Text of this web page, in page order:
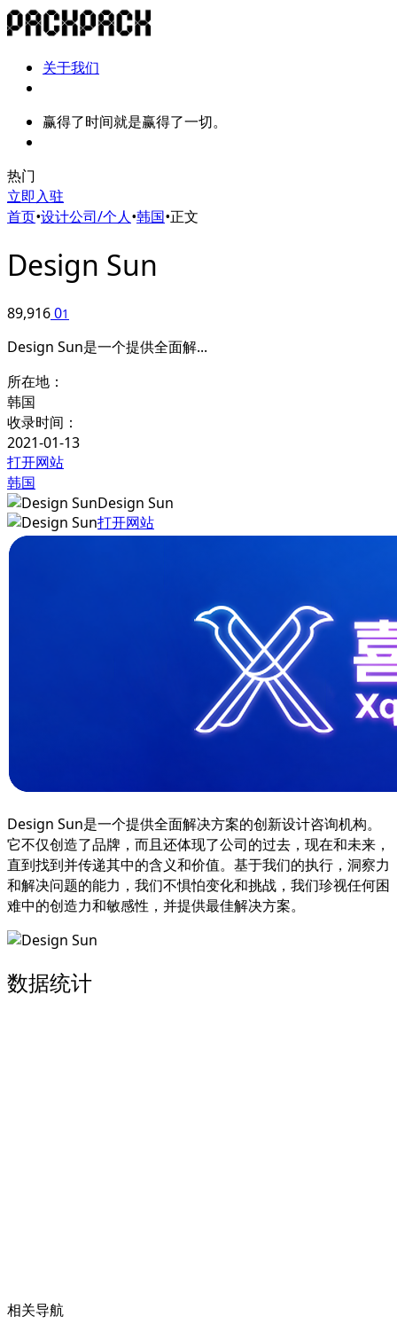
关于我们
赢得了时间就是赢得了一切。
热门
立即入驻
首页•设计公司/个人•韩国•正文
Design Sun
89,91601
Design Sun是一个提供全面解...
所在地：
韩国
收录时间：
2021-01-13
打开网站
韩国
Design Sun
打开网站
Design Sun是一个提供全面解决方案的创新设计咨询机构。
它不仅创造了品牌，而且还体现了公司的过去，现在和未来，
直到找到并传递其中的含义和价值。 基于我们的执行，洞察力
和解决问题的能力，我们不惧怕变化和挑战，我们珍视任何困
难中的创造力和敏感性，并提供最佳解决方案。
数据统计
相关导航